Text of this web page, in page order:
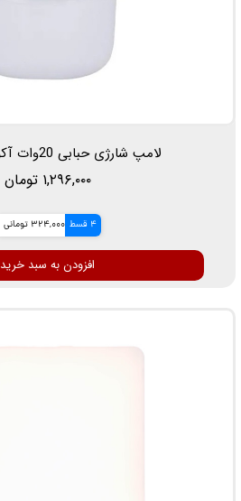
لامپ شارژی حبابی 20وات آکو مدل AL-2
۱,۲۹۶,۰۰۰ تومان
4 قسط 324,000 تومانی
افزودن به سبد خرید